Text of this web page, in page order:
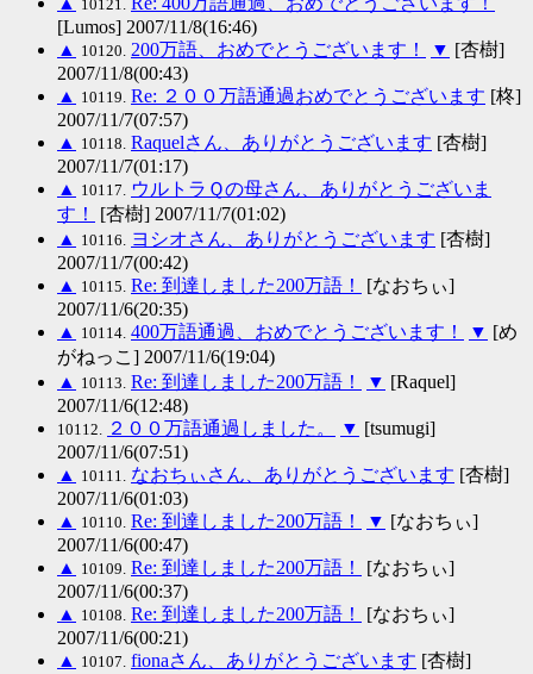
10121.
[Lumos] 2007/11/8(16:46)
▲ 10120. 200万語、おめでとうございます！ ▼ [杏樹]
2007/11/8(00:43)
▲ 10119. Re: ２００万語通過おめでとうございます [柊]
2007/11/7(07:57)
▲ 10118. Raquelさん、ありがとうございます [杏樹]
2007/11/7(01:17)
▲ 10117.
ウルトラＱの母さん、ありがとうございま
す！
[杏樹] 2007/11/7(01:02)
▲ 10116. ヨシオさん、ありがとうございます [杏樹]
2007/11/7(00:42)
▲ 10115. Re: 到達しました200万語！
[なおちぃ]
2007/11/6(20:35)
▲ 10114. 400万語通過、おめでとうございます！ ▼ [め
がねっこ] 2007/11/6(19:04)
▲ 10113. Re: 到達しました200万語！ ▼ [Raquel]
2007/11/6(12:48)
10112. ２００万語通過しました。 ▼ [tsumugi]
2007/11/6(07:51)
▲ 10111. なおちぃさん、ありがとうございます [杏樹]
2007/11/6(01:03)
▲ 10110. Re: 到達しました200万語！ ▼ [なおちぃ]
2007/11/6(00:47)
▲ 10109. Re: 到達しました200万語！
[なおちぃ]
2007/11/6(00:37)
▲ 10108. Re: 到達しました200万語！
[なおちぃ]
2007/11/6(00:21)
▲ 10107. fionaさん、ありがとうございます [杏樹]